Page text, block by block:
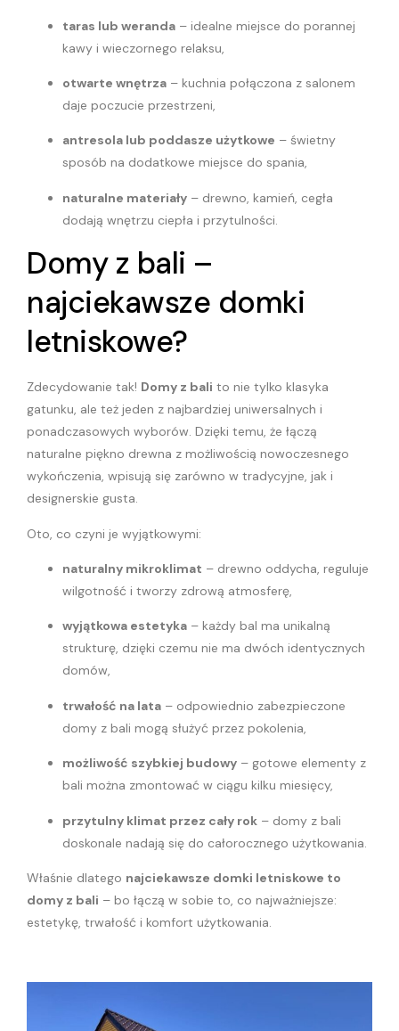
taras lub weranda – idealne miejsce do porannej
kawy i wieczornego relaksu,
otwarte wnętrza – kuchnia połączona z salonem
daje poczucie przestrzeni,
antresola lub poddasze użytkowe – świetny
sposób na dodatkowe miejsce do spania,
naturalne materiały – drewno, kamień, cegła
dodają wnętrzu ciepła i przytulności.
Domy z bali –
najciekawsze domki
letniskowe?
Zdecydowanie tak! Domy z bali to nie tylko klasyka
gatunku, ale też jeden z najbardziej uniwersalnych i
ponadczasowych wyborów. Dzięki temu, że łączą
naturalne piękno drewna z możliwością nowoczesnego
wykończenia, wpisują się zarówno w tradycyjne, jak i
designerskie gusta.
Oto, co czyni je wyjątkowymi:
naturalny mikroklimat – drewno oddycha, reguluje
wilgotność i tworzy zdrową atmosferę,
wyjątkowa estetyka – każdy bal ma unikalną
strukturę, dzięki czemu nie ma dwóch identycznych
domów,
trwałość na lata – odpowiednio zabezpieczone
domy z bali mogą służyć przez pokolenia,
możliwość szybkiej budowy – gotowe elementy z
bali można zmontować w ciągu kilku miesięcy,
przytulny klimat przez cały rok – domy z bali
doskonale nadają się do całorocznego użytkowania.
Właśnie dlatego najciekawsze domki letniskowe to
domy z bali – bo łączą w sobie to, co najważniejsze:
estetykę, trwałość i komfort użytkowania.